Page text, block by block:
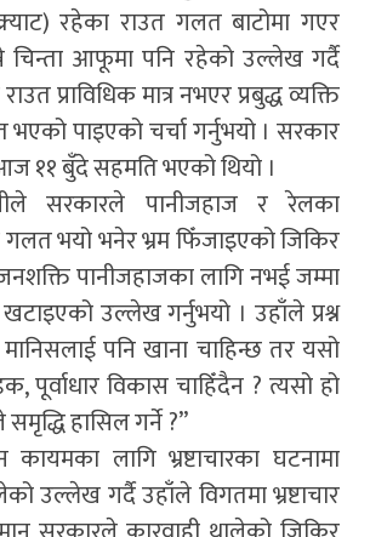
रहेका राउत गलत बाटोमा गएर
चिन्ता आफूमा पनि रहेको उल्लेख गर्दै
प्राविधिक मात्र नभएर प्रबुद्ध व्यक्ति
भएको पाइएको चर्चा गर्नुभयो । सरकार
११ बुँदे सहमति भएको थियो ।
सरकारले पानीजहाज र रेलका
गलत भयो भनेर भ्रम फिँजाइएको जिकिर
पानीजहाजका लागि नभई जम्मा
खटाइएको उल्लेख गर्नुभयो । उहाँले प्रश्न
मानिसलाई पनि खाना चाहिन्छ तर यसो
पूर्वाधार विकास चाहिँदैन ? त्यसो हो
हासिल गर्ने ?”
लागि भ्रष्टाचारका घटनामा
उल्लेख गर्दै उहाँले विगतमा भ्रष्टाचार